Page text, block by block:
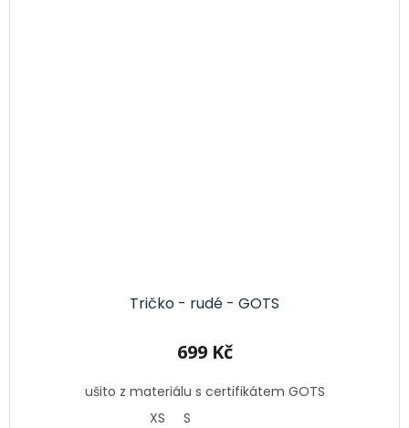
Tričko - rudé - GOTS
699 Kč
ušito z materiálu s certifikátem GOTS
XS
S